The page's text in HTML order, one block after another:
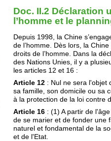
Doc. II.2 Déclaration
l’homme et le
Depuis 1998, la Chine
de l’homme. Dès lors, la
droits de l’homme. Dans la
des Nations Unies, il y a
les articles 12 et 16 :
Article 12 : Nul ne sera l'objet
sa famille, son domicile ou sa
à la protection de la loi contre
Article 16 : (1) A partir de
de se marier et de fonder
naturel et fondamental de la
et de l'Etat.